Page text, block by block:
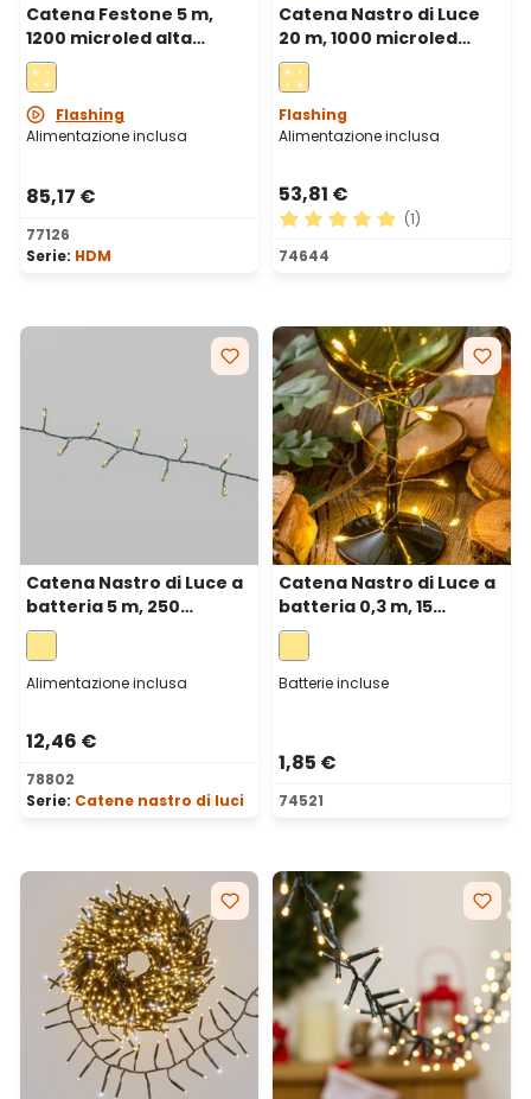
Catena Festone 5 m,
1200 microled alta
densità bianco caldo e
bianco freddo, cavo
metal argento
Flashing
Alimentazione inclusa
85,17 €
77126
Serie: HDM
Catena Nastro di Luce
20 m, 1000 microled
bianco caldo e freddo,
cavo metal verde
Flashing
Alimentazione inclusa
53,81 €
Valutazione media di 5 su
(1)
74644
Catena Nastro di Luce a
batteria 5 m, 250
microled bianco caldo,
cavo metal verde
Alimentazione inclusa
12,46 €
78802
Serie: Catene nastro di luci
Catena Nastro di Luce a
batteria 0,3 m, 15
microled bianco caldo,
cavo metal argento
Batterie incluse
1,85 €
74521